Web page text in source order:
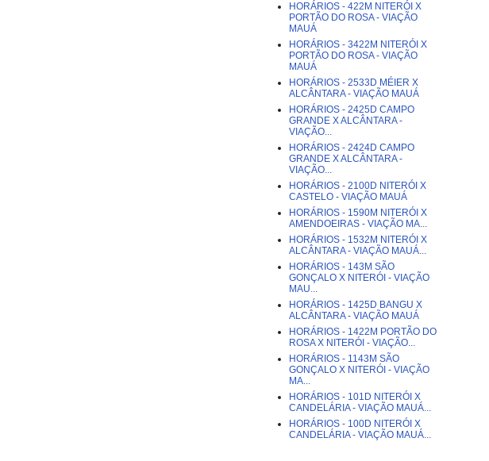
HORÁRIOS - 422M NITERÓI X
PORTÃO DO ROSA - VIAÇÃO
MAUÁ
HORÁRIOS - 3422M NITERÓI X
PORTÃO DO ROSA - VIAÇÃO
MAUÁ
HORÁRIOS - 2533D MÉIER X
ALCÂNTARA - VIAÇÃO MAUÁ
HORÁRIOS - 2425D CAMPO
GRANDE X ALCÂNTARA -
VIAÇÃO...
HORÁRIOS - 2424D CAMPO
GRANDE X ALCÂNTARA -
VIAÇÃO...
HORÁRIOS - 2100D NITERÓI X
CASTELO - VIAÇÃO MAUÁ
HORÁRIOS - 1590M NITERÓI X
AMENDOEIRAS - VIAÇÃO MA...
HORÁRIOS - 1532M NITERÓI X
ALCÂNTARA - VIAÇÃO MAUÁ...
HORÁRIOS - 143M SÃO
GONÇALO X NITERÓI - VIAÇÃO
MAU...
HORÁRIOS - 1425D BANGU X
ALCÂNTARA - VIAÇÃO MAUÁ
HORÁRIOS - 1422M PORTÃO DO
ROSA X NITERÓI - VIAÇÃO...
HORÁRIOS - 1143M SÃO
GONÇALO X NITERÓI - VIAÇÃO
MA...
HORÁRIOS - 101D NITERÓI X
CANDELÁRIA - VIAÇÃO MAUÁ...
HORÁRIOS - 100D NITERÓI X
CANDELÁRIA - VIAÇÃO MAUÁ...